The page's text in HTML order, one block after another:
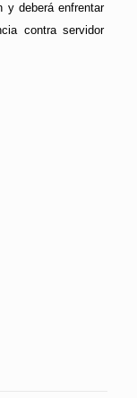
y deberá enfrentar
contra servidor